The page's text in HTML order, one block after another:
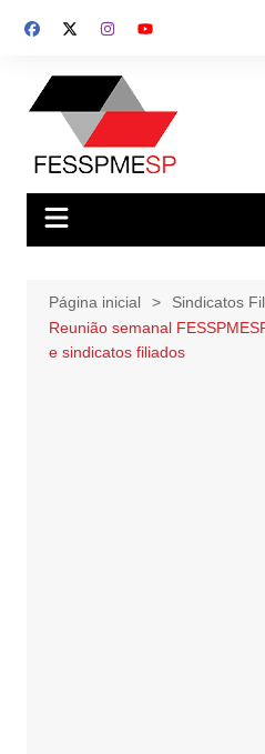
para
conteúdo
Página inicial
Sindicatos
Reunião semanal
e sindicatos filiados